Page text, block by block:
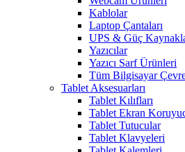
Kablolar
Laptop Çantaları
UPS & Güç
Yazıcılar
Yazıcı Sarf Ürünleri
Tüm Bilgisayar
Tablet Aksesuarları
Tablet Kılıfları
Tablet Ekran
Tablet Tutucular
Tablet Klavyeleri